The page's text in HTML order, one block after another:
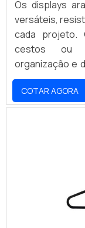
Os displays
versáteis,
cada projeto.
cestos ou
organização e
sempre
marca. Ideais
varejo,
um orçamento
COTAR AGORA